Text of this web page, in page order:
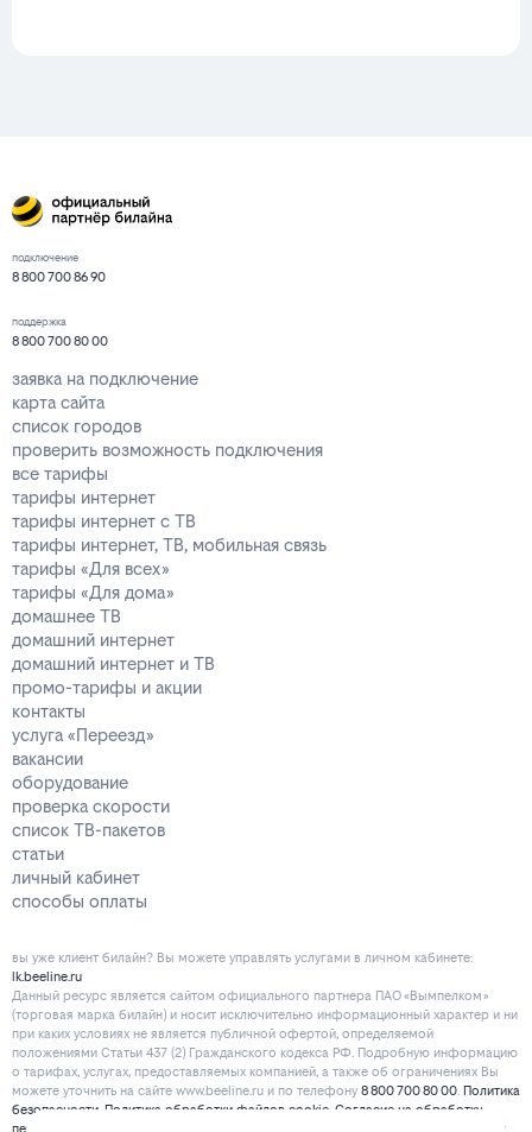
подключение
8 800 700 86 90
поддержка
8 800 700 80 00
заявка на подключение
карта сайта
список городов
проверить возможность подключения
все тарифы
тарифы интернет
тарифы интернет с ТВ
тарифы интернет, ТВ, мобильная связь
тарифы «Для всех»
тарифы «Для дома»
домашнее ТВ
домашний интернет
домашний интернет и ТВ
промо-тарифы и акции
контакты
услуга «Переезд»
вакансии
оборудование
проверка скорости
список ТВ-пакетов
статьи
личный кабинет
способы оплаты
вы уже клиент билайн? Вы можете управлять услугами в личнoм кaбинeтe:
lk.beeline.ru
Данный ресурс является сайтом официального партнера ПАО «Вымпелком»
(торговая марка билайн) и носит исключительно информационный характер и ни
при каких условиях не является публичной офертой, определяемой
положениями Статьи 437 (2) Гражданского кодекса РФ. Подробную информацию
о тарифах, услугах, предоставляемых компанией, а также об ограничениях Вы
можете уточнить на сайте www.beeline.ru и по телефону 8 800 700 80 00. Политика
безопасности Политика обработки файлов cookie Согласие на обработку